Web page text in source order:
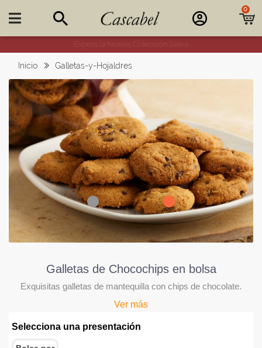

0
Inicio Galletas-y-Hojaldres
Galletas de Chocochips en bolsa
Exquisitas galletas de mantequilla con chips de chocolate.
Ver más
Selecciona una presentación